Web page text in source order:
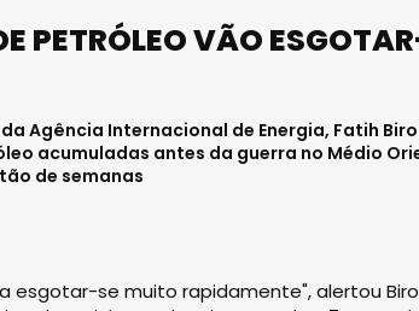
PETRÓLEO VÃO
Agência Internacional de Energia, Fatih
acumuladas antes da guerra no Médio
de semanas
esgotar-se muito rapidamente", alertou